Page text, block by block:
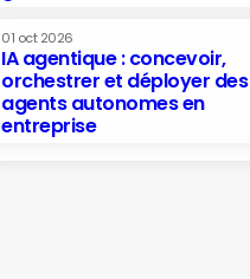
01 oct 2026
IA agentique : concevoir,
orchestrer et déployer des
agents autonomes en
entreprise